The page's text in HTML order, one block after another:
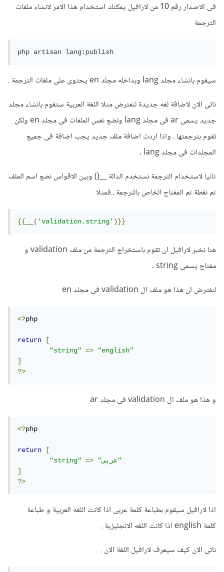
فى الاصدار رقم 10 من لارافيل يمكنك استخدام هذا الامر لانشاء ملفات
الترجمة
php artisan lang:publish
سيقوم بانشاء مجلد lang وبداخله مجلد en يحتوى على ملفات الترجمة .
ناتى الان لاضافة لغه جديدة لنفترض مثلا اللغة العربية ستقوم بانشاء مجلد
جديد يسمى ar فى مجلد lang وتضع نفس الملفات فى مجلد en ولكن
تقوم بترجمتها . واذا اردت اضافة ملف جديد يجب اضافة فى جميع
المجلدات فى مجلد lang .
ثانيا لاستخدام الترجمة نستخدم الدالة __() وبين الاقواس نضع اسم الملف
ثم نقطة ثم المفتاح الخاص بالترجمة ..فمثلا
{{ __('validation.string')}}
هنا نخبر لارافيل ان تقوم باستخراج الترجمة من ملف validation و
مفتاح يسمى string .
لنفترض ان هذا هو ملف ال validation فى مجلد en
<?php
return
[
"string"
=>
"english"
]
?>
و هذا هو ملف ال validation فى مجلد ar
<?php
return
[
"string"
=>
"عربى"
]
?>
اذا لارافيل سيقوم بطباعة كلمة عربى اذا كانت اللغه العربية و طباعة
كلمة english اذا كانت اللغه الانجليزية .
ناتى الان كيف سيعرف لارافيل اللغة الان .